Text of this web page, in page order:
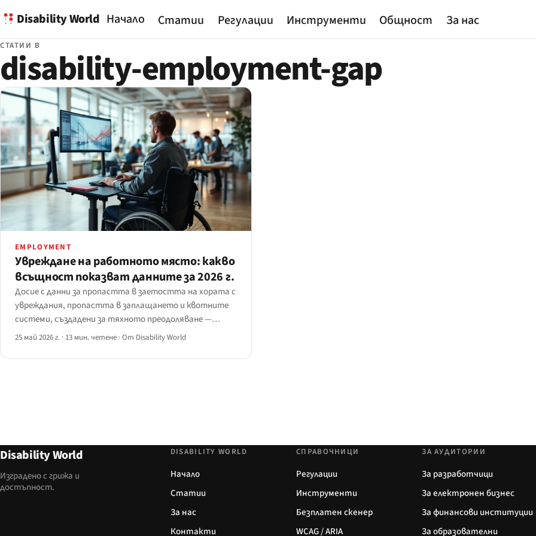
Disability World Начало Статии Регулации Инструменти Общност За нас
СТАТИИ В
disability-employment-gap
EMPLOYMENT
Увреждане на работното място: какво
всъщност показват данните за 2026 г.
Досие с данни за пропастта в заетостта на хората с
увреждания, пропастта в заплащането и квотните
системи, създадени за тяхното преодоляване —
събрано от данни на ILO, WHO, Eurostat, US BLS, OECD и
25 май 2026 г. · 13 мин. четене ·От Disability World
Disability World
Изградено с грижа и
достъпност.
DISABILITY WORLD
Начало
Статии
За нас
Контакти
СПРАВОЧНИЦИ
Регулации
Инструменти
Безплатен скенер
WCAG / ARIA
ЗА АУДИТОРИИ
За разработчици
За електронен бизнес
За финансови институции
За образователни